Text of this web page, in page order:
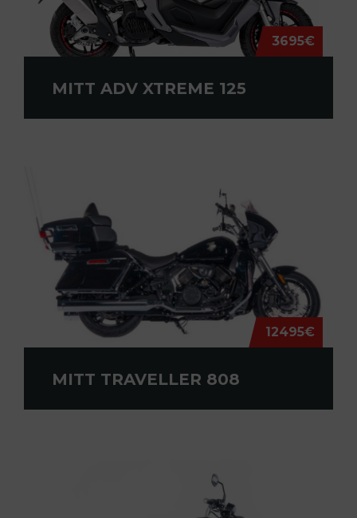
3695€
MITT ADV XTREME 125
12495€
MITT TRAVELLER 808